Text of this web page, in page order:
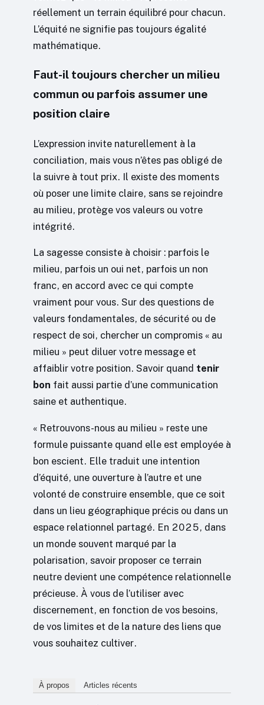
réellement un terrain équilibré pour chacun.
L’équité ne signifie pas toujours égalité
mathématique.
Faut-il toujours chercher un milieu
commun ou parfois assumer une
position claire
L’expression invite naturellement à la
conciliation, mais vous n’êtes pas obligé de
la suivre à tout prix. Il existe des moments
où poser une limite claire, sans se rejoindre
au milieu, protège vos valeurs ou votre
intégrité.
La sagesse consiste à choisir : parfois le
milieu, parfois un oui net, parfois un non
franc, en accord avec ce qui compte
vraiment pour vous. Sur des questions de
valeurs fondamentales, de sécurité ou de
respect de soi, chercher un compromis « au
milieu » peut diluer votre message et
affaiblir votre position. Savoir quand tenir
bon fait aussi partie d’une communication
saine et authentique.
« Retrouvons-nous au milieu » reste une
formule puissante quand elle est employée à
bon escient. Elle traduit une intention
d’équité, une ouverture à l’autre et une
volonté de construire ensemble, que ce soit
dans un lieu géographique précis ou dans un
espace relationnel partagé. En 2025, dans
un monde souvent marqué par la
polarisation, savoir proposer ce terrain
neutre devient une compétence relationnelle
précieuse. À vous de l’utiliser avec
discernement, en fonction de vos besoins,
de vos limites et de la nature des liens que
vous souhaitez cultiver.
À propos Articles récents